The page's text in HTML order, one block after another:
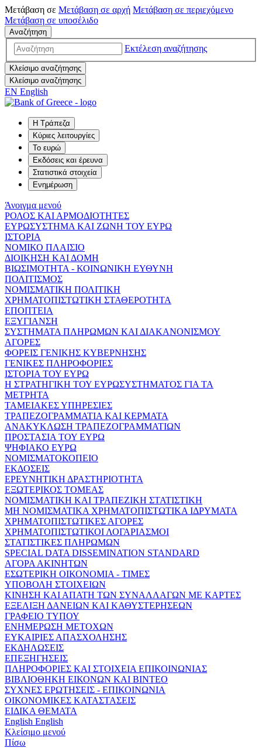
Μετάβαση σε Μετάβαση σε αρχή Μετάβαση σε περιεχόμενο
Μετάβαση σε υποσέλιδο
Αναζήτηση
Εκτέλεση αναζήτησης
Κλείσιμο αναζήτησης
Κλείσιμο αναζήτησης
EN English
Η Τράπεζα
Κύριες λειτουργίες
Το ευρώ
Εκδόσεις και έρευνα
Στατιστικά στοιχεία
Ενημέρωση
Άνοιγμα μενού
ΡΟΛΟΣ ΚΑΙ ΑΡΜΟΔΙΟΤΗΤΕΣ
ΕΥΡΩΣΥΣΤΗΜΑ ΚΑΙ ΖΩΝΗ ΤΟΥ ΕΥΡΩ
ΙΣΤΟΡΙΑ
ΝΟΜΙΚΟ ΠΛΑΙΣΙΟ
ΔΙΟΙΚΗΣΗ ΚΑΙ ΔΟΜΗ
ΒΙΩΣΙΜΟΤΗΤΑ - ΚΟΙΝΩΝΙΚΗ ΕΥΘΥΝΗ
ΠΟΛΙΤΙΣΜΟΣ
ΝΟΜΙΣΜΑΤΙΚΗ ΠΟΛΙΤΙΚΗ
ΧΡΗΜΑΤΟΠΙΣΤΩΤΙΚΗ ΣΤΑΘΕΡΟΤΗΤΑ
ΕΠΟΠΤΕΙΑ
ΕΞΥΓΙΑΝΣΗ
ΣΥΣΤΗΜΑΤΑ ΠΛΗΡΩΜΩΝ ΚΑΙ ΔΙΑΚΑΝΟΝΙΣΜΟΥ
ΑΓΟΡΕΣ
ΦΟΡΕΙΣ ΓΕΝΙΚΗΣ ΚΥΒΕΡΝΗΣΗΣ
ΓΕΝΙΚΕΣ ΠΛΗΡΟΦΟΡΙΕΣ
ΙΣΤΟΡΙΑ ΤΟΥ ΕΥΡΩ
Η ΣΤΡΑΤΗΓΙΚΗ ΤΟΥ ΕΥΡΩΣΥΣΤΗΜΑΤΟΣ ΓΙΑ ΤΑ
ΜΕΤΡΗΤΑ
ΤΑΜΕΙΑΚΕΣ ΥΠΗΡΕΣΙΕΣ
ΤΡΑΠΕΖΟΓΡΑΜΜΑΤΙΑ ΚΑΙ ΚΕΡΜΑΤΑ
ΑΝΑΚΥΚΛΩΣΗ ΤΡΑΠΕΖΟΓΡΑΜΜΑΤΙΩΝ
ΠΡΟΣΤΑΣΙΑ ΤΟΥ ΕΥΡΩ
ΨΗΦΙΑΚΟ ΕΥΡΩ
ΝΟΜΙΣΜΑΤΟΚΟΠΕΙΟ
ΕΚΔΟΣΕΙΣ
ΕΡΕΥΝΗΤΙΚΗ ΔΡΑΣΤΗΡΙΟΤΗΤΑ
ΕΞΩΤΕΡΙΚΟΣ ΤΟΜΕΑΣ
ΝΟΜΙΣΜΑΤΙΚΗ ΚΑΙ ΤΡΑΠΕΖΙΚΗ ΣΤΑΤΙΣΤΙΚΗ
ΜΗ ΝΟΜΙΣΜΑΤΙΚΑ ΧΡΗΜΑΤΟΠΙΣΤΩΤΙΚΑ ΙΔΡΥΜΑΤΑ
ΧΡΗΜΑΤΟΠΙΣΤΩΤΙΚΕΣ ΑΓΟΡΕΣ
ΧΡΗΜΑΤΟΠΙΣΤΩΤΙΚΟΙ ΛΟΓΑΡΙΑΣΜΟΙ
ΣΤΑΤΙΣΤΙΚΕΣ ΠΛΗΡΩΜΩΝ
SPECIAL DATA DISSEMINATION STANDARD
ΑΓΟΡΑ ΑΚΙΝΗΤΩΝ
ΕΣΩΤΕΡΙΚΗ ΟΙΚΟΝΟΜΙΑ - ΤΙΜΕΣ
ΥΠΟΒΟΛΗ ΣΤΟΙΧΕΙΩΝ
ΚΙΝΗΣΗ ΚΑΙ ΑΠΑΤΗ ΤΩΝ ΣΥΝΑΛΛΑΓΩΝ ΜΕ ΚΑΡΤΕΣ
ΕΞΕΛΙΞΗ ΔΑΝΕΙΩΝ ΚΑΙ ΚΑΘΥΣΤΕΡΗΣΕΩΝ
ΓΡΑΦΕΙΟ ΤΥΠΟΥ
ΕΝΗΜΕΡΩΣΗ ΜΕΤΟΧΩΝ
ΕΥΚΑΙΡΙΕΣ ΑΠΑΣΧΟΛΗΣΗΣ
ΕΚΔΗΛΩΣΕΙΣ
ΕΠΕΞΗΓΗΣΕΙΣ
ΠΛΗΡΟΦΟΡΙΕΣ ΚΑΙ ΣΤΟΙΧΕΙΑ ΕΠΙΚΟΙΝΩΝΙΑΣ
ΒΙΒΛΙΟΘΗΚΗ ΕΙΚΟΝΩΝ ΚΑΙ ΒΙΝΤΕΟ
ΣΥΧΝΕΣ ΕΡΩΤΗΣΕΙΣ - ΕΠΙΚΟΙΝΩΝΙΑ
ΟΙΚΟΝΟΜΙΚΕΣ ΚΑΤΑΣΤΑΣΕΙΣ
ΕΙΔΙΚΑ ΘΕΜΑΤΑ
English English
Κλείσιμο μενού
Πίσω